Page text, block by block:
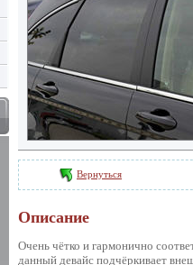
Вернуться
Описание
Очень чётко и гармонично
данный девайс подчёркивает